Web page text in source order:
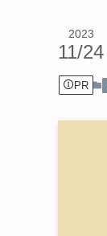
2023
11/24
PR